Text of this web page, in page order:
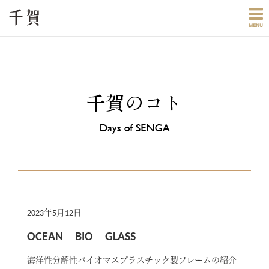
2023年5月12日
OCEAN BIO GLASS
海洋性分解性バイオマスプラスチック製フレームの紹介